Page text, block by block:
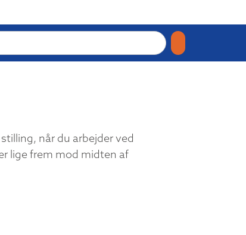
når du arbejder ved
lige frem mod midten af